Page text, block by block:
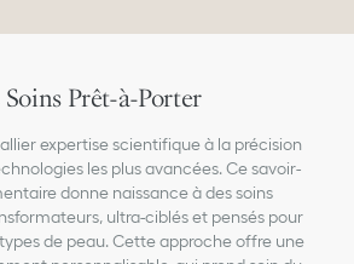
Soins Prêt-à-Porter
expertise scientifique à la précision
les plus avancées. Ce savoir-
donne naissance à des soins
ultra-ciblés et pensés pour
de peau. Cette approche offre une